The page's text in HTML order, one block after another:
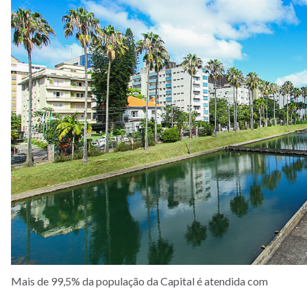
Mais de 99,5% da população da Capital é atendida com